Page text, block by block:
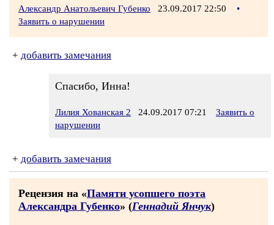
Александр Анатольевич Губенко 23.09.2017 22:50
•
Заявить о нарушении
+ добавить замечания
Спасибо, Инна!
Лилия Хованская 2 24.09.2017 07:21
Заявить о
нарушении
+ добавить замечания
Рецензия на «Памяти усопшего поэта
Александра Губенко» (Геннадий Янчук)